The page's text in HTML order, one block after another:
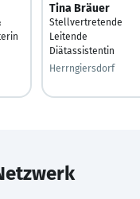
Tina Bräuer
Stellvertretende
Leitende
Diätassistentin
Herrngiersdorf